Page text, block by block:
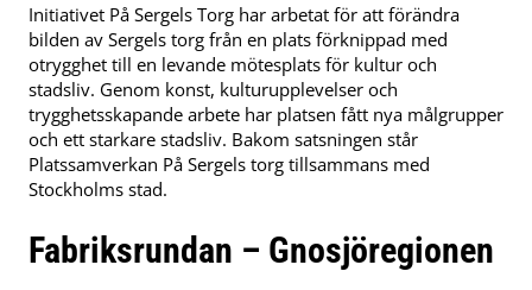
Initiativet På Sergels Torg har arbetat för att förändra
bilden av Sergels torg från en plats förknippad med
otrygghet till en levande mötesplats för kultur och
stadsliv. Genom konst, kulturupplevelser och
trygghetsskapande arbete har platsen fått nya målgrupper
och ett starkare stadsliv. Bakom satsningen står
Platssamverkan På Sergels torg tillsammans med
Stockholms stad.
Fabriksrundan – Gnosjöregionen